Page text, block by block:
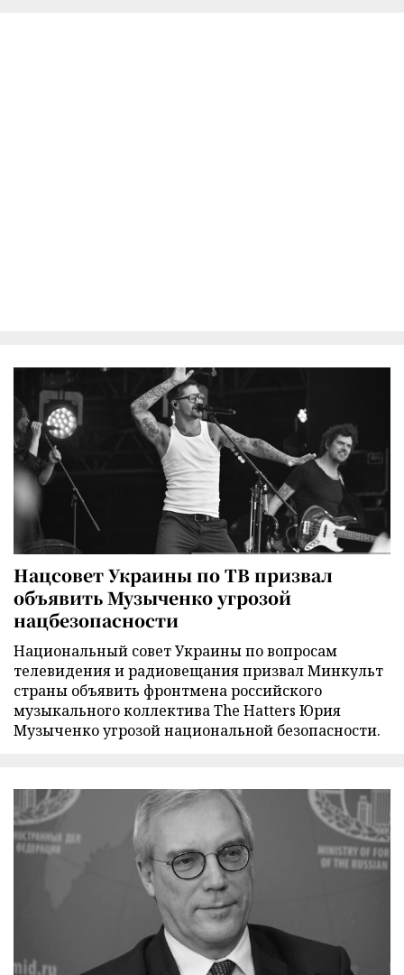
Нацсовет Украины по ТВ призвал
объявить Музыченко угрозой
нацбезопасности
Национальный совет Украины по вопросам
телевидения и радиовещания призвал Минкульт
страны объявить фронтмена российского
музыкального коллектива The Hatters Юрия
Музыченко угрозой национальной безопасности.